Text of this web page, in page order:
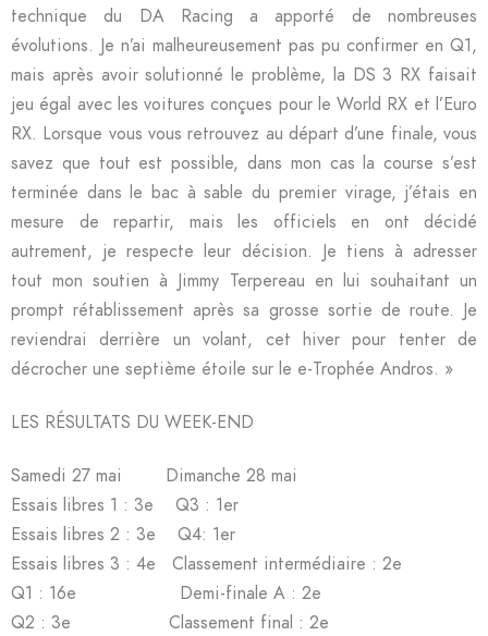
technique du DA Racing a apporté de nombreuses
évolutions. Je n’ai malheureusement pas pu confirmer en Q1,
mais après avoir solutionné le problème, la DS 3 RX faisait
jeu égal avec les voitures conçues pour le World RX et l’Euro
RX. Lorsque vous vous retrouvez au départ d’une finale, vous
savez que tout est possible, dans mon cas la course s’est
terminée dans le bac à sable du premier virage, j’étais en
mesure de repartir, mais les officiels en ont décidé
autrement, je respecte leur décision. Je tiens à adresser
tout mon soutien à Jimmy Terpereau en lui souhaitant un
prompt rétablissement après sa grosse sortie de route. Je
reviendrai derrière un volant, cet hiver pour tenter de
décrocher une septième étoile sur le e-Trophée Andros. »
LES RÉSULTATS DU WEEK-END
Samedi 27 mai Dimanche 28 mai
Essais libres 1 : 3e Q3 : 1er
Essais libres 2 : 3e Q4: 1er
Essais libres 3 : 4e Classement intermédiaire : 2e
Q1 : 16e Demi-finale A : 2e
Q2 : 3e Classement final : 2e